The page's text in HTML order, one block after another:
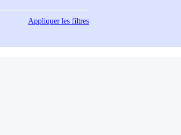
Appliquerles filtres